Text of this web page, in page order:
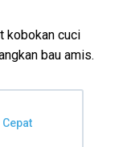
kobokan cuci
bau amis.